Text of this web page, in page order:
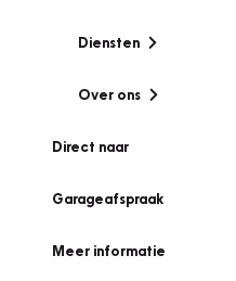
Diensten
Over ons
Direct naar
Garageafspraak
Meer informatie